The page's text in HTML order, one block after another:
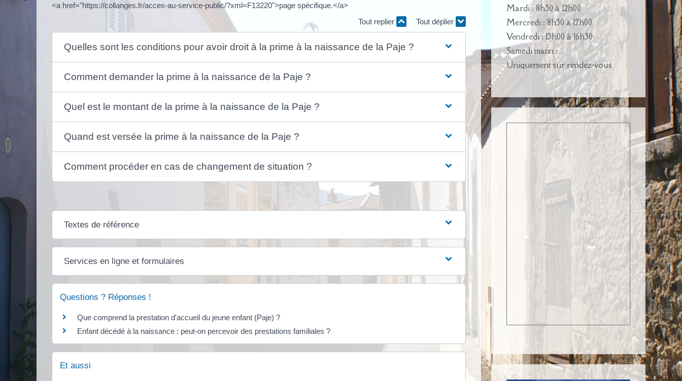
<a href="https://collanges.fr/acces-au-service-public/?xml=F13220">page spécifique.</a>
Tout replier
Tout déplier
Quelles sont les conditions pour avoir droit à la prime à la naissance de la Paje ?
Comment demander la prime à la naissance de la Paje ?
Quel est le montant de la prime à la naissance de la Paje ?
Quand est versée la prime à la naissance de la Paje ?
Comment procéder en cas de changement de situation ?
Textes de référence
Services en ligne et formulaires
Questions ? Réponses !
Que comprend la prestation d'accueil du jeune enfant (Paje) ?
Enfant décédé à la naissance : peut-on percevoir des prestations familiales ?
Et aussi
Mardi : 8h30 à 12h00
Mercredi : 8h30 à 12h00
Vendredi : 13h00 à 16h30
Samedi matin :
Uniquement sur rendez-vous